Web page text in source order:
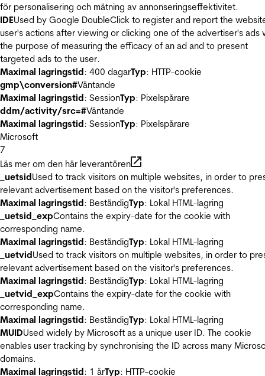
för personalisering och mätning av annonseringseffektivitet.
IDEUsed by Google DoubleClick to register and report the
user's actions after viewing or clicking one of the advertiser's ads
the purpose of measuring the efficacy of an ad and to present
targeted ads to the user.
Maximal lagringstid: 400 dagarTyp: HTTP-cookie
gmp\conversion#Väntande
Maximal lagringstid: SessionTyp: Pixelspårare
ddm/activity/src=#Väntande
Maximal lagringstid: SessionTyp: Pixelspårare
Microsoft
7
Läs mer om den här leverantören
_uetsidUsed to track visitors on multiple websites, in order to
relevant advertisement based on the visitor's preferences.
Maximal lagringstid: BeständigTyp: Lokal HTML-lagring
_uetsid_expContains the expiry-date for the cookie with
corresponding name.
Maximal lagringstid: BeständigTyp: Lokal HTML-lagring
_uetvidUsed to track visitors on multiple websites, in order to
relevant advertisement based on the visitor's preferences.
Maximal lagringstid: BeständigTyp: Lokal HTML-lagring
_uetvid_expContains the expiry-date for the cookie with
corresponding name.
Maximal lagringstid: BeständigTyp: Lokal HTML-lagring
MUIDUsed widely by Microsoft as a unique user ID. The cookie
enables user tracking by synchronising the ID across many
domains.
Maximal lagringstid: 1 årTyp: HTTP-cookie